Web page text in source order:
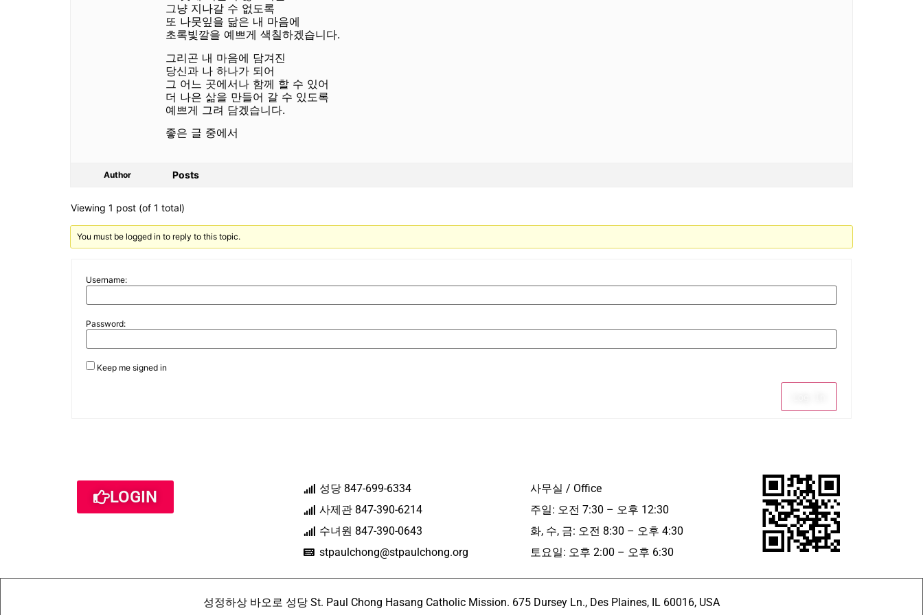
그냥 지나갈 수 없도록
또 나뭇잎을 닮은 내 마음에
초록빛깔을 예쁘게 색칠하겠습니다.
그리곤 내 마음에 담겨진
당신과 나 하나가 되어
그 어느 곳에서나 함께 할 수 있어
더 나은 삶을 만들어 갈 수 있도록
예쁘게 그려 담겠습니다.
좋은 글 중에서
Author Posts
Viewing 1 post (of 1 total)
You must be logged in to reply to this topic.
Username:
Password:
Keep me signed in
LOGIN
성당 847-699-6334
사제관 847-390-6214
수녀원 847-390-0643
stpaulchong@stpaulchong.org
사무실 / Office
주일: 오전 7:30 – 오후 12:30
화, 수, 금: 오전 8:30 – 오후 4:30
토요일: 오후 2:00 – 오후 6:30
성정하상 바오로 성당 St. Paul Chong Hasang Catholic Mission. 675 Dursey Ln., Des Plaines, IL 60016, USA